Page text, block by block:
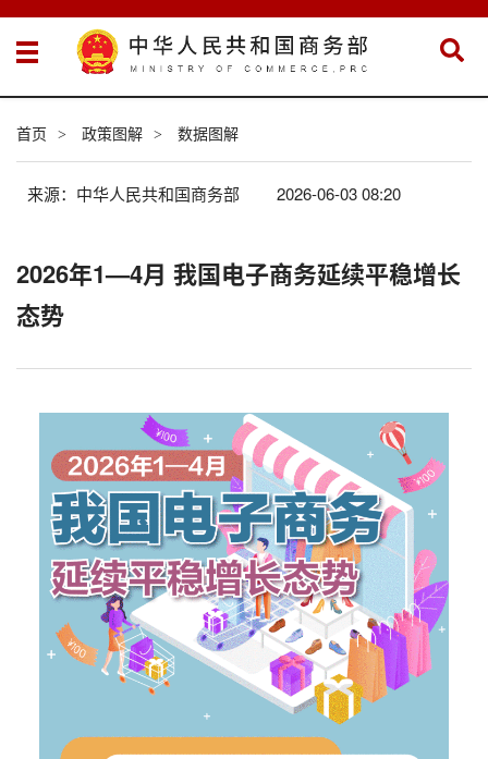
首页 > 政策图解 > 数据图解
来源：中华人民共和国商务部 2026-06-03 08:20
2026年1—4月 我国电子商务延续平稳增长
态势